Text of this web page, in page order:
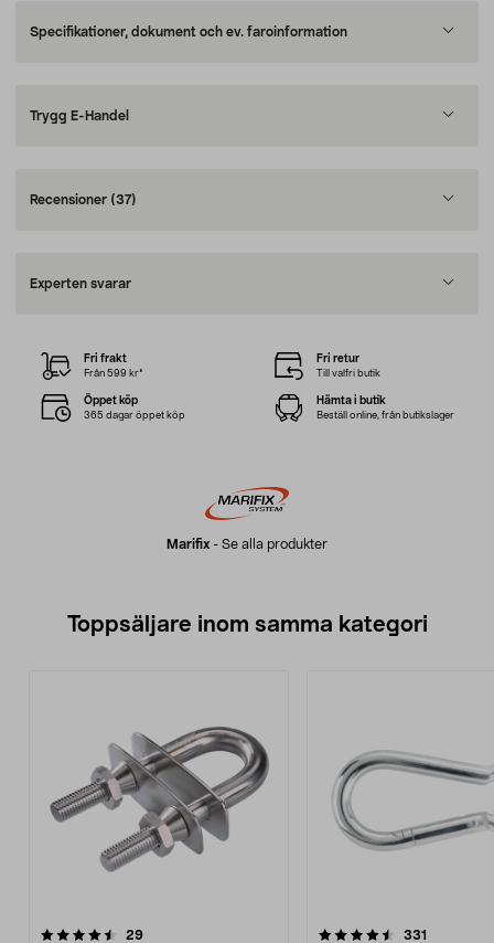
Specifikationer, dokument och ev. faroinformation
Trygg E-Handel
Recensioner (37)
Experten svarar
Marifix - Se alla produkter
Fri frakt
Från 599 kr*
Fri retur
Till valfri butik
Öppet köp
365 dagar öppet köp
Hämta i butik
Beställ online, från butikslager
Toppsäljare inom samma kategori
29recensioner
4.5 av 5 stjärnor 331
4.5 av 5 stjärnor